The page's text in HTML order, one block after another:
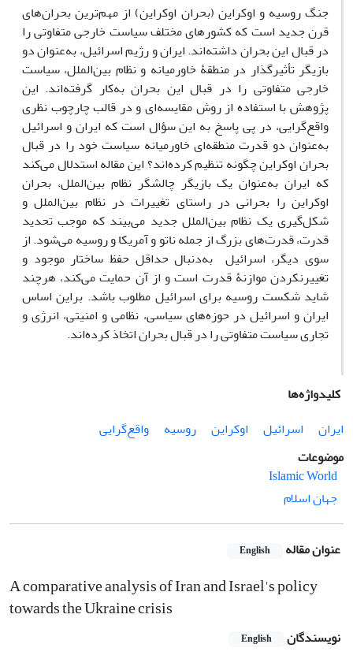
جنگ روسیه و اوکراین (بحران اوکراین) از مهم‌ترین بحران‌های
قرن جدید است که کشورهای مختلف سیاست خارجی متفاوتی را
در قبال این بحران داشته‌اند. ایران و رژیم اسرائیل، به‌عنوان دو
بازیگر تأثیرگذار در منطقۀ خاورمیانه و نظام بین‌الملل، سیاست
خارجی متفاوتی را در قبال این بحران به‌کار گرفته‌‌اند. این
پژوهش با استفاده از روش مقایسه‌ای و در قالب چارچوب نظری
واقع‌گرایی، در پی پاسخ به این سؤال است که ایران و اسرائیل
به‌عنوان دو قدرت منطقه‌ای خاورمیانه سیاست خود را در قبال
بحران اوکراین چگونه تنظیم کرده‌اند؟ این مقاله استدلال می‌کند
که ایران به‌عنوان یک بازیگر چالشگر نظام بین‌الملل، بحران
اوکراین را بحرانی در راستای تغییرات در نظام بین‌الملل و
شکل‌گیری یک نظام بین‌الملل جدید می‌بیند که موجب تحدید
قدرت، قدرت‌های بزرگ از جمله ناتو و آمریکا و روسیه می‌شود. از
سوی دیگر، اسرائیل به‌دنبال حداقل حفظ ساختار موجود و
‌تغییرنکردن موازنۀ قدرت است و از آن حمایت می‌کند، هرچند
شاید شکست روسیه برای اسرائیل مطلوب باشد. براین اساس
ایران و اسرائیل در حوزه‌های سیاسی، نظامی و امنیتی، انرژی و
تجاری سیاست متفاوتی را در قبال بحران اتخاذ کرده‌اند.
کلیدواژه‌ها
ایران
اسرائیل اوکراین روسیه
واقع‌گرایی
موضوعات
Islamic World
جهان اسلام
عنوان مقاله English
A comparative analysis of Iran and Israel's policy
towards the Ukraine crisis
نویسندگان English